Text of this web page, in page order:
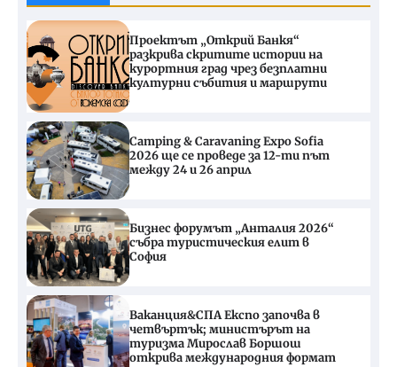
Проектът „Открий Банкя“
разкрива скритите истории на
курортния град чрез безплатни
културни събития и маршрути
Camping & Caravaning Expo Sofia
2026 ще се проведе за 12-ти път
между 24 и 26 април
Бизнес форумът „Анталия 2026“
събра туристическия елит в
София
Ваканция&СПА Експо започва в
четвъртък; министърът на
туризма Мирослав Боршош
открива международния формат